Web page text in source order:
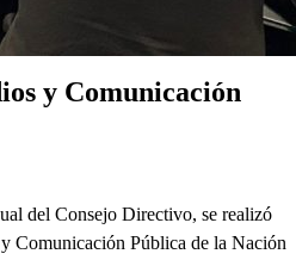
y Comunicación
del Consejo Directivo, se realizó
Comunicación Pública de la Nación